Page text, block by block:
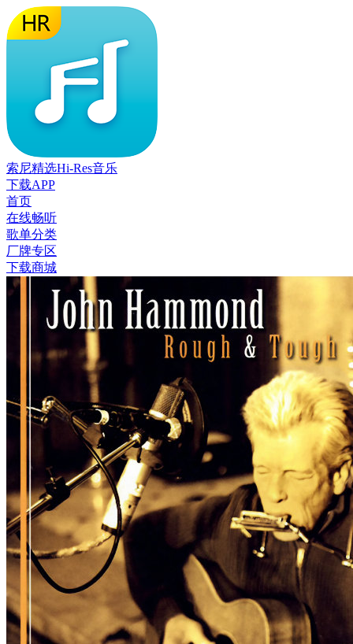
索尼精选Hi-Res音乐
下载APP
首页
在线畅听
歌单分类
厂牌专区
下载商城